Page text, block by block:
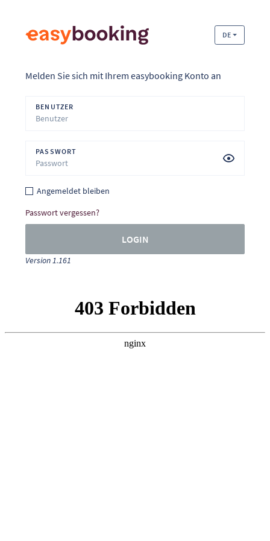
DE
Melden Sie sich mit Ihrem easybooking Konto an
BENUTZER
PASSWORT
Angemeldet bleiben
Passwort vergessen?
LOGIN
Version 1.161